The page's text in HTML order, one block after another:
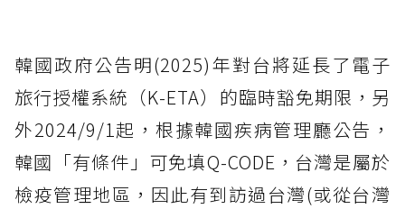
韓國政府公告明(2025)年對台將延長了電子
旅行授權系統（K-ETA）的臨時豁免期限，另
外2024/9/1起，根據韓國疾病管理廳公告，
韓國「有條件」可免填Q-CODE，台灣是屬於
檢疫管理地區，因此有到訪過台灣(或從台灣